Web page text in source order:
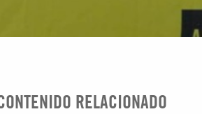
RELACIONADO